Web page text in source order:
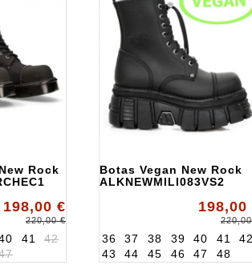
Rock
198,00 €
220,00 €
41
42
Botas Vegan New Rock
ALKNEWMILI083VS2
198,00
36 37 38 39 40 41
42
43
44 45 46 47 48